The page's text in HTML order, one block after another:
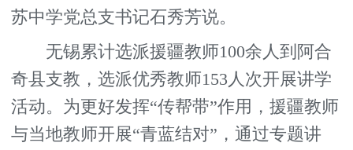
苏中学党总支书记石秀芳说。
无锡累计选派援疆教师100余人到阿合
奇县支教，选派优秀教师153人次开展讲学
活动。为更好发挥“传帮带”作用，援疆教师
与当地教师开展“青蓝结对”，通过专题讲